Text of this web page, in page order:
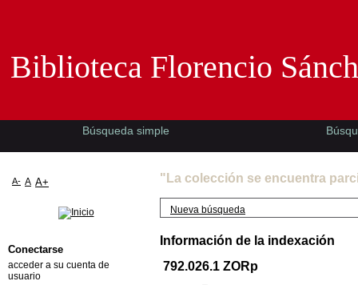
"La colección se encuentra
Nueva búsqueda
Información de la indexación
792.026.1 ZORp
Biblioteca Florencio
Búsqueda simple
A- A A+
Conectarse
acceder a su cuenta de
usuario